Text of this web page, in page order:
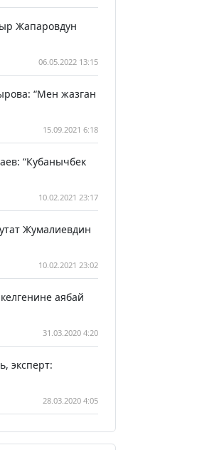
Жапаровдун
06.05.2022 13:15
“Мен жазган
15.09.2021 6:18
“Кубанычбек
10.02.2021 23:17
Жумалиевдин
10.02.2021 23:02
аябай
31.03.2020 4:20
эксперт:
28.03.2020 4:05